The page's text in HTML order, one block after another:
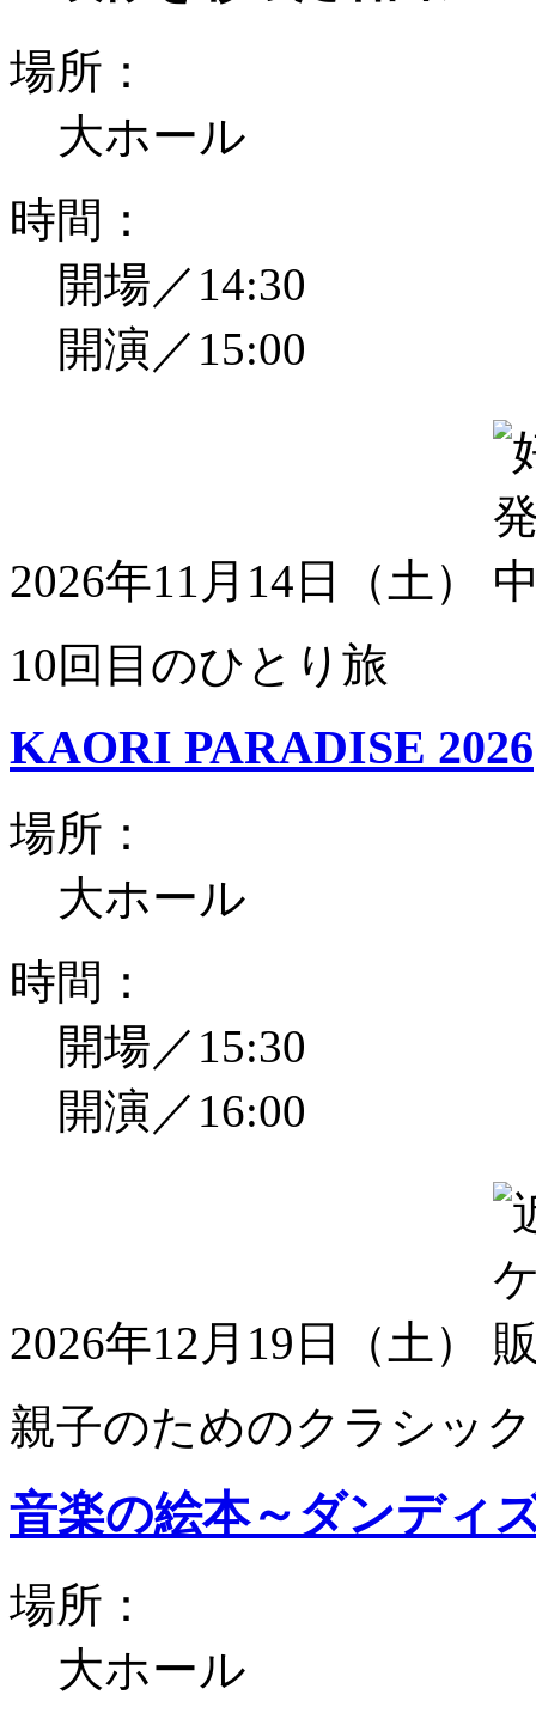
場所：
大ホール
時間：
開場／14:30
開演／15:00
2026年11月14日（土）
10回目のひとり旅
KAORI PARADISE 2026
場所：
大ホール
時間：
開場／15:30
開演／16:00
2026年12月19日（土）
親子のためのクラシッ
音楽の絵本～ダンディ
場所：
大ホール